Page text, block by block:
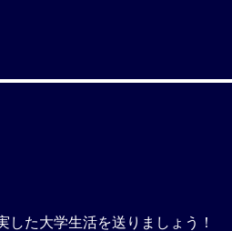
た大学生活を送りましょう！